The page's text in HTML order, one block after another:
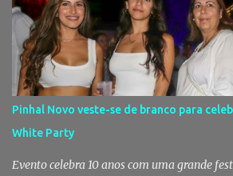
Pinhal Novo veste-se de branco para
White Party
Evento celebra 10 anos com uma grande